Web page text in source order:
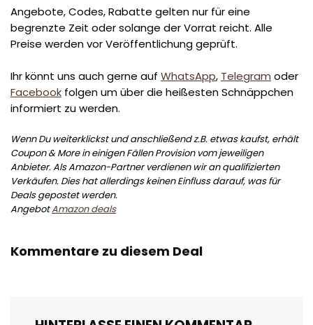
Angebote, Codes, Rabatte gelten nur für eine
begrenzte Zeit oder solange der Vorrat reicht. Alle
Preise werden vor Veröffentlichung geprüft.
Ihr könnt uns auch gerne auf WhatsApp, Telegram oder
Facebook folgen um über die heißesten Schnäppchen
informiert zu werden.
Wenn Du weiterklickst und anschließend z.B. etwas kaufst, erhält
Coupon & More in einigen Fällen Provision vom jeweiligen
Anbieter. Als Amazon-Partner verdienen wir an qualifizierten
Verkäufen. Dies hat allerdings keinen Einfluss darauf, was für
Deals gepostet werden.
AngebotAmazon deals
Kommentare zu diesem Deal